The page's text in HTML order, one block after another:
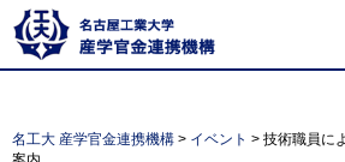
名工大 産学官金連携機構 > イベント > 技術職員に